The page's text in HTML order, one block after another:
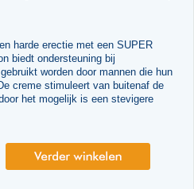
harde erectie met een SUPER
biedt ondersteuning bij
worden door mannen die hun
creme stimuleert van buitenaf de
het mogelijk is een stevigere